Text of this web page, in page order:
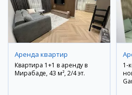
Аренда квартир
Квартира 1+1 в аренду в
Мирабаде, 43 м², 2/4 эт.
1-